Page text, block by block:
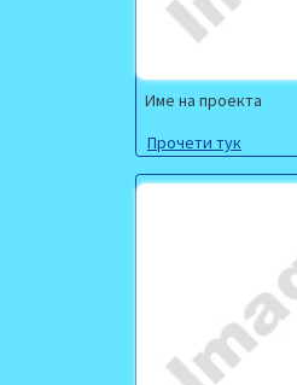
Име на проекта
Прочети тук